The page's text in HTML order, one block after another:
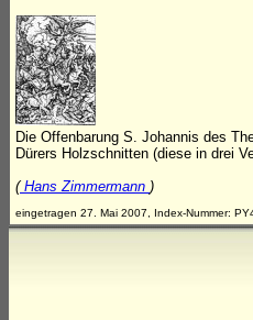
Die Offenbarung S. Johannis des
Dürers Holzschnitten (diese in drei
(Hans Zimmermann )
eingetragen 27. Mai 2007, Index-Nummer: